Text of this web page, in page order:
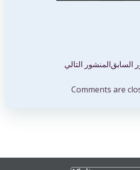
السابقتصفّح
المقالات
المنشور التالي
Comments are